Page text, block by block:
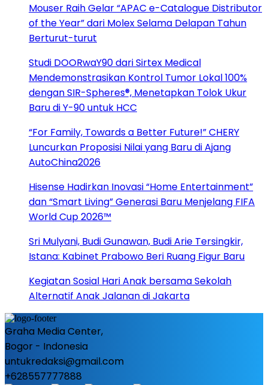
Mouser Raih Gelar “APAC e-Catalogue Distributor
of the Year” dari Molex Selama Delapan Tahun
Berturut-turut
Studi DOORwaY90 dari Sirtex Medical
Mendemonstrasikan Kontrol Tumor Lokal 100%
dengan SIR-Spheres®, Menetapkan Tolok Ukur
Baru di Y-90 untuk HCC
“For Family, Towards a Better Future!” CHERY
Luncurkan Proposisi Nilai yang Baru di Ajang
AutoChina2026
Hisense Hadirkan Inovasi “Home Entertainment”
dan “Smart Living” Generasi Baru Menjelang FIFA
World Cup 2026™
Sri Mulyani, Budi Gunawan, Budi Arie Tersingkir,
Istana: Kabinet Prabowo Beri Ruang Figur Baru
Kegiatan Sosial Hari Anak bersama Sekolah
Alternatif Anak Jalanan di Jakarta
Graha Media Center,
Bogor - Indonesia
untukredaksi@gmail.com
+628557777888